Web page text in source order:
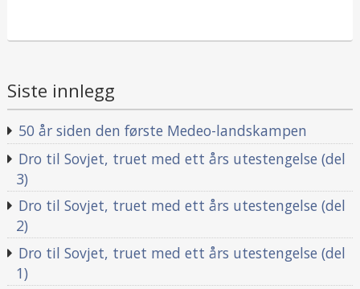
Siste innlegg
50 år siden den første Medeo-landskampen
Dro til Sovjet, truet med ett års utestengelse (del
3)
Dro til Sovjet, truet med ett års utestengelse (del
2)
Dro til Sovjet, truet med ett års utestengelse (del
1)